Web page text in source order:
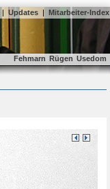
| Updates | Mitarbeiter-Index
Fehmarn Rügen Usedom